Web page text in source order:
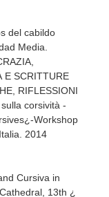
del cabildo
Media.
E SCRITTURE
RIFLESSIONI
corsività -
Workshop
2014
Cursiva in
13th ¿